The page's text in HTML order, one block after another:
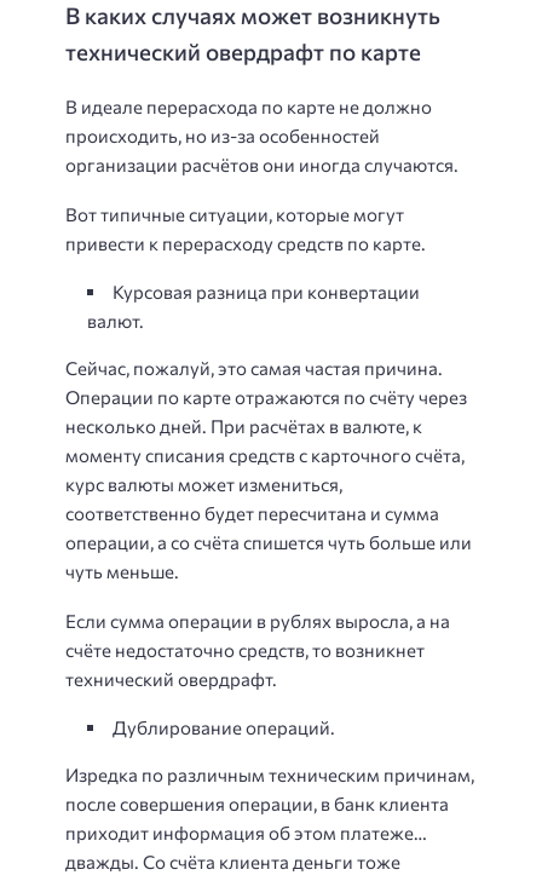
В каких случаях может возникнуть
технический овердрафт по карте
В идеале перерасхода по карте не должно
происходить, но из-за особенностей
организации расчётов они иногда случаются.
Вот типичные ситуации, которые могут
привести к перерасходу средств по карте.
Курсовая разница при конвертации
валют.
Сейчас, пожалуй, это самая частая причина.
Операции по карте отражаются по счёту через
несколько дней. При расчётах в валюте, к
моменту списания средств с карточного счёта,
курс валюты может измениться,
соответственно будет пересчитана и сумма
операции, а со счёта спишется чуть больше или
чуть меньше.
Если сумма операции в рублях выросла, а на
счёте недостаточно средств, то возникнет
технический овердрафт.
Дублирование операций.
Изредка по различным техническим причинам,
после совершения операции, в банк клиента
приходит информация об этом платеже…
дважды. Со счёта клиента деньги тоже